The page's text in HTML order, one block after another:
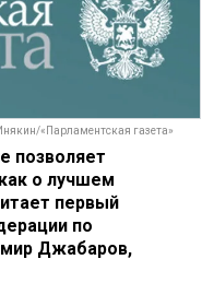
«Парламентская газета»
позволяет
о лучшем
первый
по
Джабаров,